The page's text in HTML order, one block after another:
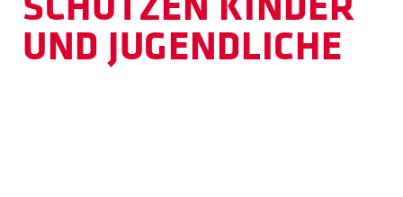
UND JUGENDLICHE